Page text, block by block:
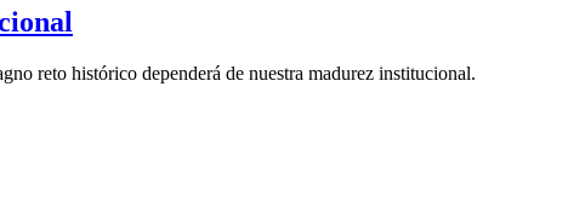
reto histórico dependerá de nuestra madurez institucional.